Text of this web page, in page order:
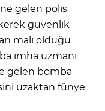
gelen polis
güvenlik
malı olduğu
imha uzmanı
gelen bomba
uzaktan fünye